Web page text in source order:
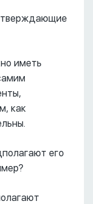
иметь
как
его